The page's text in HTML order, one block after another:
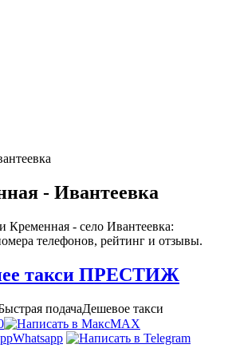
- Ивантеевка
Кременная - село Ивантеевка:
телефонов, рейтинг и отзывы.
такси ПРЕСТИЖ
подачаДешевое такси
MAX
Whatsapp